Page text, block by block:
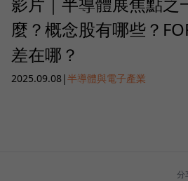
麼？概念股有哪些？
差在哪？
2025.09.08|半導體與電子產業
分